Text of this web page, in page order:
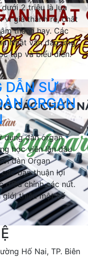
2 triệu là lựa
vì giá thành rẻ, chất
thanh hay. Các
Nhật vẫn đáp ứng
tập và biểu diễn.
DẪN SỬ
ORGAN
dụng đàn organ
học viên lần đầu
đàn Organ
bạn thuận lợi
điều chỉnh các nút.
giới thiệu một số
Hố Nai, TP. Biên